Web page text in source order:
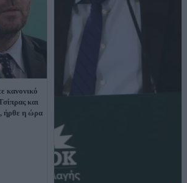
κανονικό
και
ήρθε η ώρα